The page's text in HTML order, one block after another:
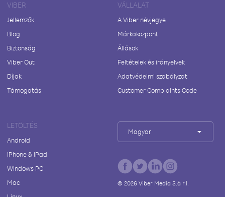
VIBER
Jellemzők
Blog
Biztonság
Viber Out
Díjak
Támogatás
VÁLLALAT
A Viber névjegye
Márkaközpont
Állások
Feltételek és irányelvek
Adatvédelmi szabályzat
Customer Complaints Code
LETÖLTÉS
Android
iPhone & iPad
Windows PC
Mac
Magyar
© 2026Viber Media S.à r.l.